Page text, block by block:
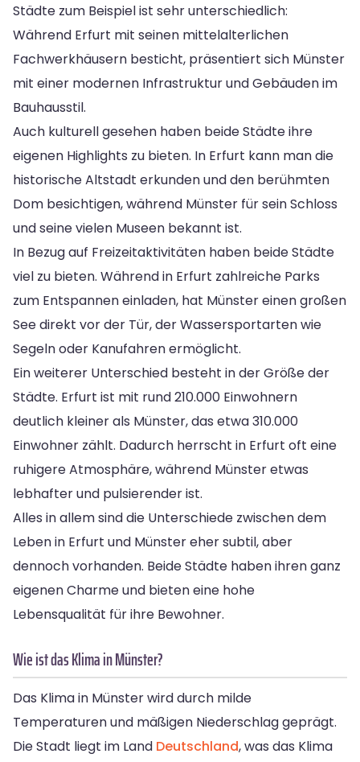
Städte zum Beispiel ist sehr unterschiedlich:
Während Erfurt mit seinen mittelalterlichen
Fachwerkhäusern besticht, präsentiert sich Münster
mit einer modernen Infrastruktur und Gebäuden im
Bauhausstil.
Auch kulturell gesehen haben beide Städte ihre
eigenen Highlights zu bieten. In Erfurt kann man die
historische Altstadt erkunden und den berühmten
Dom besichtigen, während Münster für sein Schloss
und seine vielen Museen bekannt ist.
In Bezug auf Freizeitaktivitäten haben beide Städte
viel zu bieten. Während in Erfurt zahlreiche Parks
zum Entspannen einladen, hat Münster einen großen
See direkt vor der Tür, der Wassersportarten wie
Segeln oder Kanufahren ermöglicht.
Ein weiterer Unterschied besteht in der Größe der
Städte. Erfurt ist mit rund 210.000 Einwohnern
deutlich kleiner als Münster, das etwa 310.000
Einwohner zählt. Dadurch herrscht in Erfurt oft eine
ruhigere Atmosphäre, während Münster etwas
lebhafter und pulsierender ist.
Alles in allem sind die Unterschiede zwischen dem
Leben in Erfurt und Münster eher subtil, aber
dennoch vorhanden. Beide Städte haben ihren ganz
eigenen Charme und bieten eine hohe
Lebensqualität für ihre Bewohner.
Wie ist das Klima in Münster?
Das Klima in Münster wird durch milde
Temperaturen und mäßigen Niederschlag geprägt.
Die Stadt liegt im Land Deutschland, was das Klima